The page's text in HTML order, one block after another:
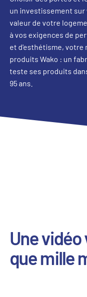
un investissement
valeur de votre
à vos exigences de
et d'esthétisme, votre
produits Wako : un
teste ses produits
95 ans.
Une
que mille